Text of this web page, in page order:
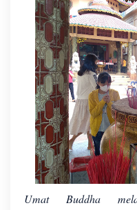
Umat Buddha